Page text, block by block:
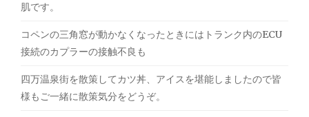
肌です。
コペンの三角窓が動かなくなったときにはトランク内のECU
接続のカプラーの接触不良も
四万温泉街を散策してカツ丼、アイスを堪能しましたので皆
様もご一緒に散策気分をどうぞ。